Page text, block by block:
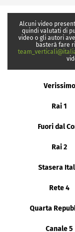
Alcuni video
quindi valutati di
video o gli autori
basterà fare
Verissimo
Rai 1
Fuori dal
Rai 2
Stasera
Rete 4
Quarta
Canale 5